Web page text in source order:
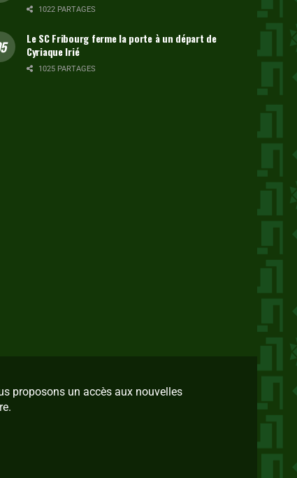
1022 PARTAGES
Le SC Fribourg ferme la porte à un départ de
Cyriaque Irié
1025 PARTAGES
proposons un accès aux nouvelles